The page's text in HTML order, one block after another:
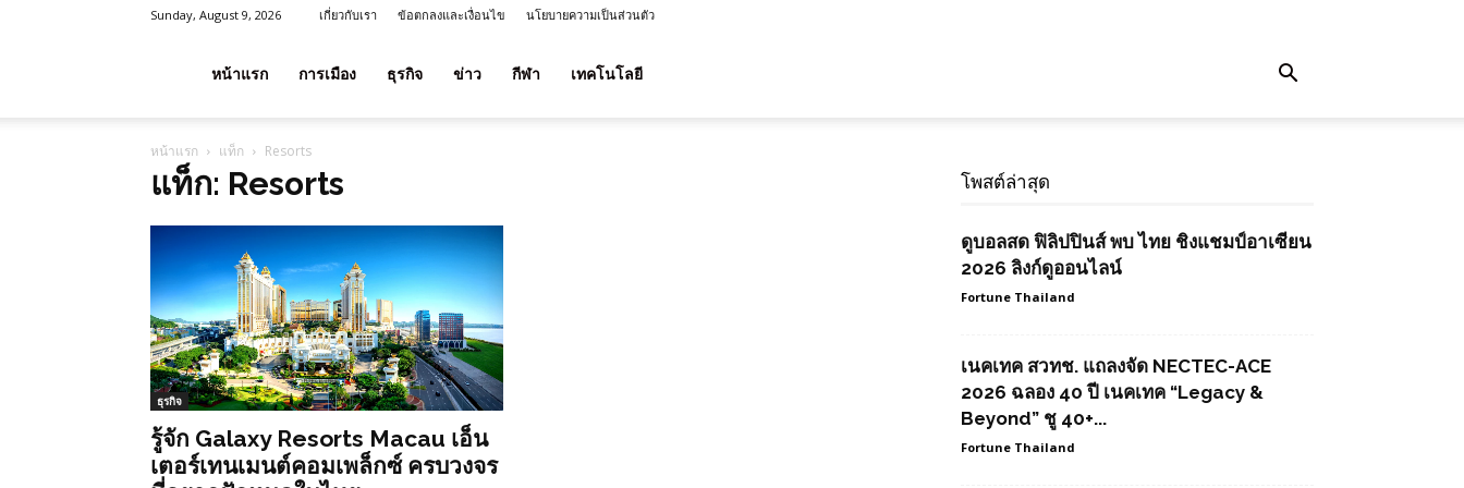
Sunday, August 9, 2026 เกี่ยวกับเรา ข้อตกลงและเงื่อนไข นโยบายความเป็นส่วนตัว
ลาภ
ประเทศไทย
หน้าแรก การเมือง ธุรกิจ ข่าว กีฬา เทคโนโลยี
หน้าแรก แท็ก Resorts
แท็ก: Resorts
ธุรกิจ
รู้จัก Galaxy Resorts Macau เอ็น
เตอร์เทนเมนต์คอมเพล็กซ์ ครบวงจร
โพสต์ล่าสุด
ดูบอลสด ฟิลิปปินส์ พบ ไทย ชิงแชมป์อาเซียน
2026 ลิงก์ดูออนไลน์
Fortune Thailand
เนคเทค สวทช. แถลงจัด NECTEC-ACE
2026 ฉลอง 40 ปี เนคเทค “Legacy &
Beyond” ชู 40+...
Fortune Thailand